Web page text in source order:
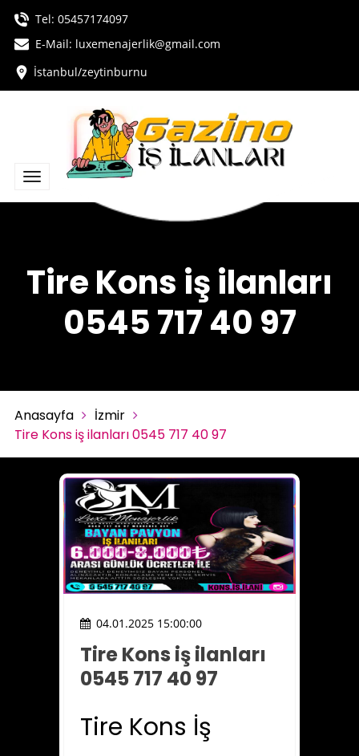
Tel: 05457174097
E-Mail: luxemenajerlik@gmail.com
İstanbul/zeytinburnu
Tire Kons iş ilanları
0545 717 40 97
Anasayfa
İzmir
Tire Kons iş ilanları 0545 717 40 97
04.01.2025 15:00:00
Tire Kons iş ilanları
0545 717 40 97
Tire Kons İş